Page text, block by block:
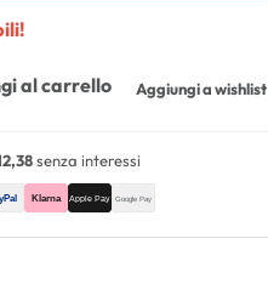
al carrello Aggiungi a wishlist
senza interessi